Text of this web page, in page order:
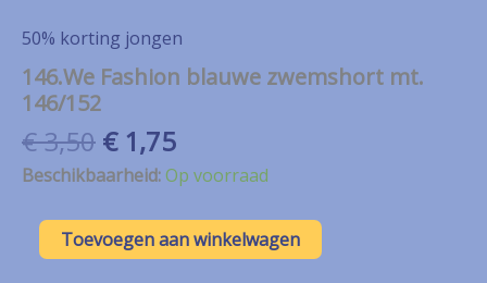
50% korting jongen
146.We Fashion blauwe zwemshort mt.
146/152
€3,50 Oorspronkelijke
prijs
€ 3,50.
€1,75Huidige
prijs
is:
€ 1,75.
Beschikbaarheid:Op voorraad
146.We
FashionToevoegen aan winkelwagen